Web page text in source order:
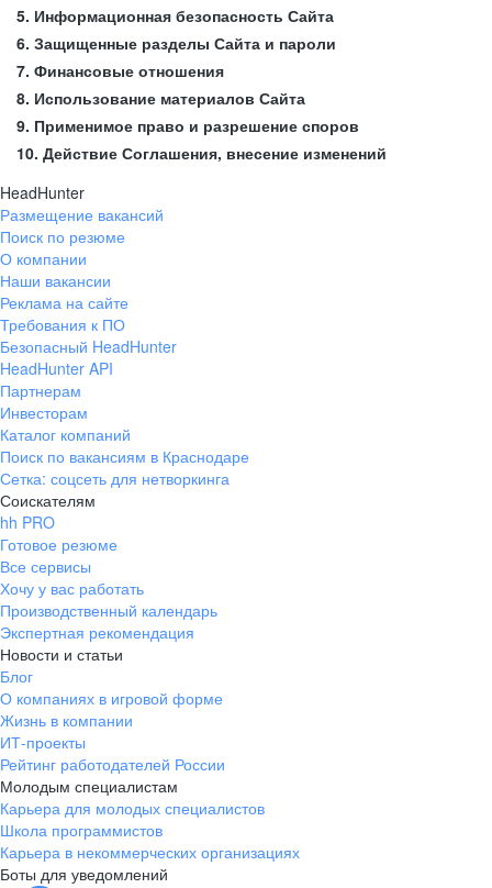
5. Информационная безопасность Сайта
6. Защищенные разделы Сайта и пароли
7. Финансовые отношения
8. Использование материалов Сайта
9. Применимое право и разрешение споров
10. Действие Соглашения, внесение изменений
HeadHunter
Размещение вакансий
Поиск по резюме
О компании
Наши вакансии
Реклама на сайте
Требования к ПО
Безопасный HeadHunter
HeadHunter API
Партнерам
Инвесторам
Каталог компаний
Поиск по вакансиям в Краснодаре
Сетка: соцсеть для нетворкинга
Соискателям
hh PRO
Готовое резюме
Все сервисы
Хочу у вас работать
Производственный календарь
Экспертная рекомендация
Новости и статьи
Блог
О компаниях в игровой форме
Жизнь в компании
ИТ-проекты
Рейтинг работодателей России
Молодым специалистам
Карьера для молодых специалистов
Школа программистов
Карьера в некоммерческих организациях
Боты для уведомлений